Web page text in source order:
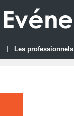
Les professionnels